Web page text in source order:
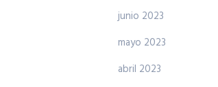
junio 2023
mayo 2023
abril 2023